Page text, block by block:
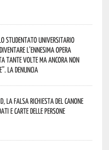
studentato universitario
l’ennesima opera
tante volte ma ancora non
La denuncia
la falsa richiesta del canone
e carte delle persone